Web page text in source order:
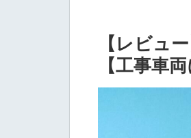
【レビュ
【工事車